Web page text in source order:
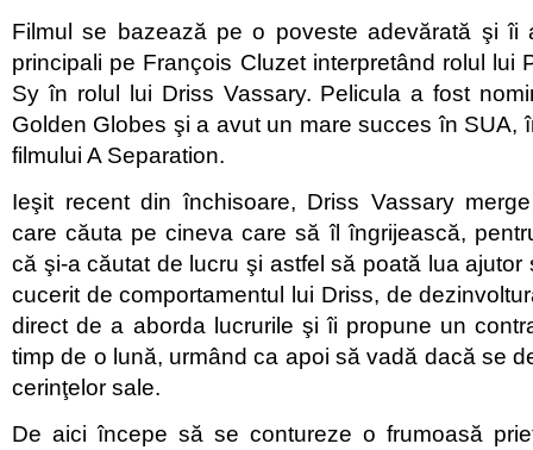
Filmul se bazează pe o poveste adevărată şi îi
principali pe François Cluzet interpretând rolul lui
Sy în rolul lui Driss Vassary. Pelicula a fost
Golden Globes şi a avut un mare succes în SUA,
filmului A Separation.
Ieşit recent din închisoare, Driss Vassary
care căuta pe cineva care să îl îngrijească,
că şi-a căutat de lucru şi astfel să poată lua ajutor
cucerit de comportamentul lui Driss, de
direct de a aborda lucrurile şi îi propune un
timp de o lună, urmând ca apoi să vadă dacă se
cerinţelor sale.
De aici începe să se contureze o frumoasă